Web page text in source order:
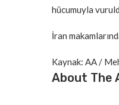
hücumuyla
İran
Kaynak: AA /
About The